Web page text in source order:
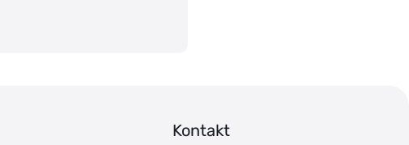
Kontakt